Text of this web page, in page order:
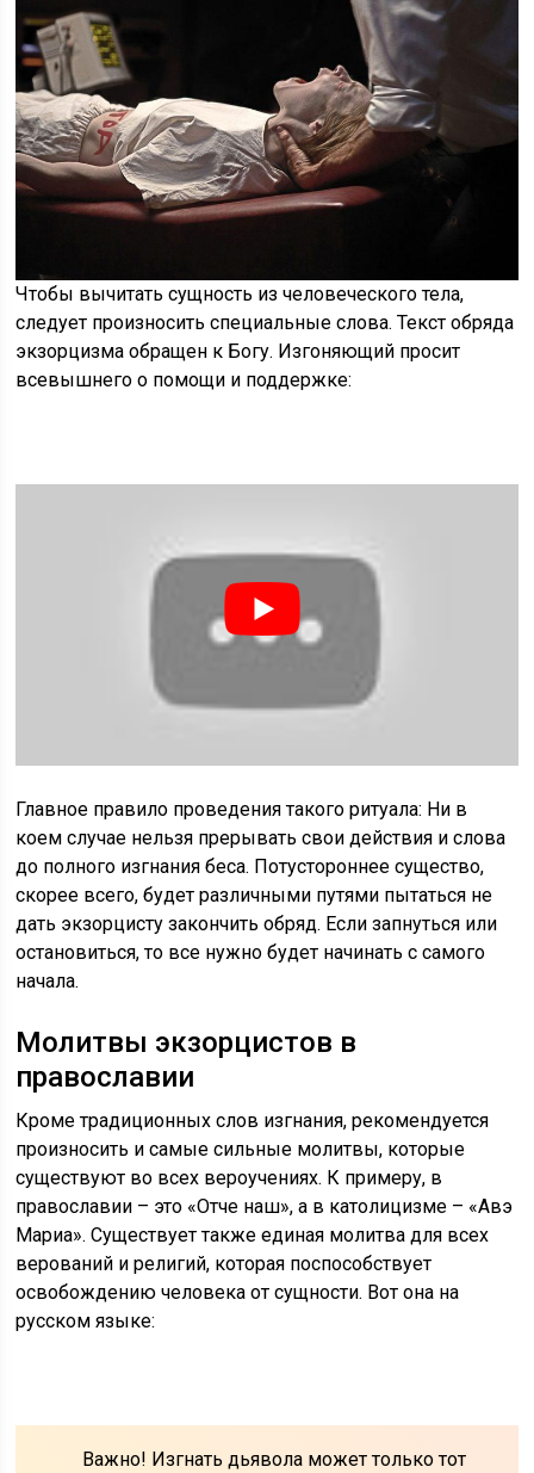
Чтобы вычитать сущность из человеческого тела,
следует произносить специальные слова. Текст обряда
экзорцизма обращен к Богу. Изгоняющий просит
всевышнего о помощи и поддержке:
Главное правило проведения такого ритуала: Ни в
коем случае нельзя прерывать свои действия и слова
до полного изгнания беса. Потустороннее существо,
скорее всего, будет различными путями пытаться не
дать экзорцисту закончить обряд. Если запнуться или
остановиться, то все нужно будет начинать с самого
начала.
Молитвы экзорцистов в
православии
Кроме традиционных слов изгнания, рекомендуется
произносить и самые сильные молитвы, которые
существуют во всех вероучениях. К примеру, в
православии – это «Отче наш», а в католицизме – «Авэ
Мариа». Существует также единая молитва для всех
верований и религий, которая поспособствует
освобождению человека от сущности. Вот она на
русском языке:
Важно! Изгнать дьявола может только тот